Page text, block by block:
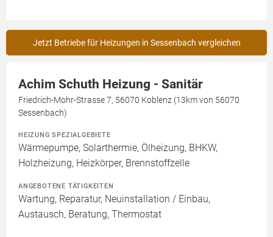
Jetzt Betriebe für Heizungen in Sessenbach vergleichen
Achim Schuth Heizung - Sanitär
Friedrich-Mohr-Strasse 7, 56070 Koblenz (13km von 56070
Sessenbach)
HEIZUNG SPEZIALGEBIETE
Wärmepumpe, Solarthermie, Ölheizung, BHKW,
Holzheizung, Heizkörper, Brennstoffzelle
ANGEBOTENE TÄTIGKEITEN
Wartung, Reparatur, Neuinstallation / Einbau,
Austausch, Beratung, Thermostat